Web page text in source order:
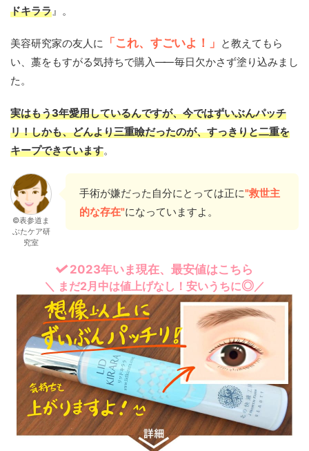
ドキララ』。
美容研究家の友人に 「これ、すごいよ！」 と教えてもら
い、藁をもすがる気持ちで購入——毎日欠かさず塗り込みまし
た。
実はもう3年愛用しているんですが、今ではずいぶんパッチ
リ！しかも、どんより三重瞼だったのが、すっきりと二重を
キープできています。
©表参道ま
ぶたケア研
究室
手術が嫌だった自分にとっては正に"救世主
的な存在"になっていますよ。
2023年いま現在、最安値はこちら
＼ まだ2月中は値上げなし！安いうちに◎／